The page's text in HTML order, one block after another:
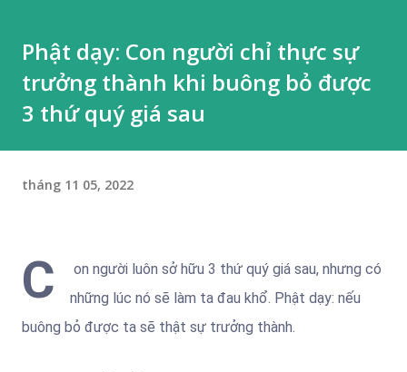
Phật dạy: Con người chỉ thực sự
trưởng thành khi buông bỏ được
3 thứ quý giá sau
tháng 11 05, 2022
C
on người luôn sở hữu 3 thứ quý giá sau, nhưng có
những lúc nó sẽ làm ta đau khổ. Phật dạy: nếu
buông bỏ được ta sẽ thật sự trưởng thành.